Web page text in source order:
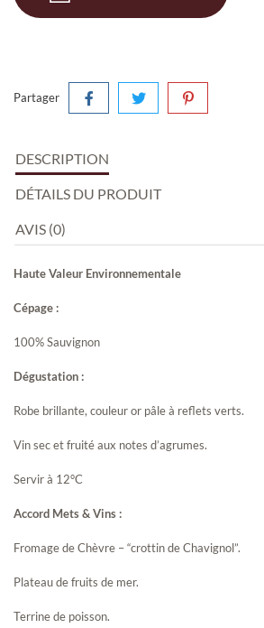
Partager
DESCRIPTION
DÉTAILS DU PRODUIT
AVIS (0)
Haute Valeur Environnementale
Cépage :
100% Sauvignon
Dégustation :
Robe brillante, couleur or pâle à reflets verts.
Vin sec et fruité aux notes d’agrumes.
Servir à 12°C
Accord Mets & Vins :
Fromage de Chèvre – “crottin de Chavignol”.
Plateau de fruits de mer.
Terrine de poisson.